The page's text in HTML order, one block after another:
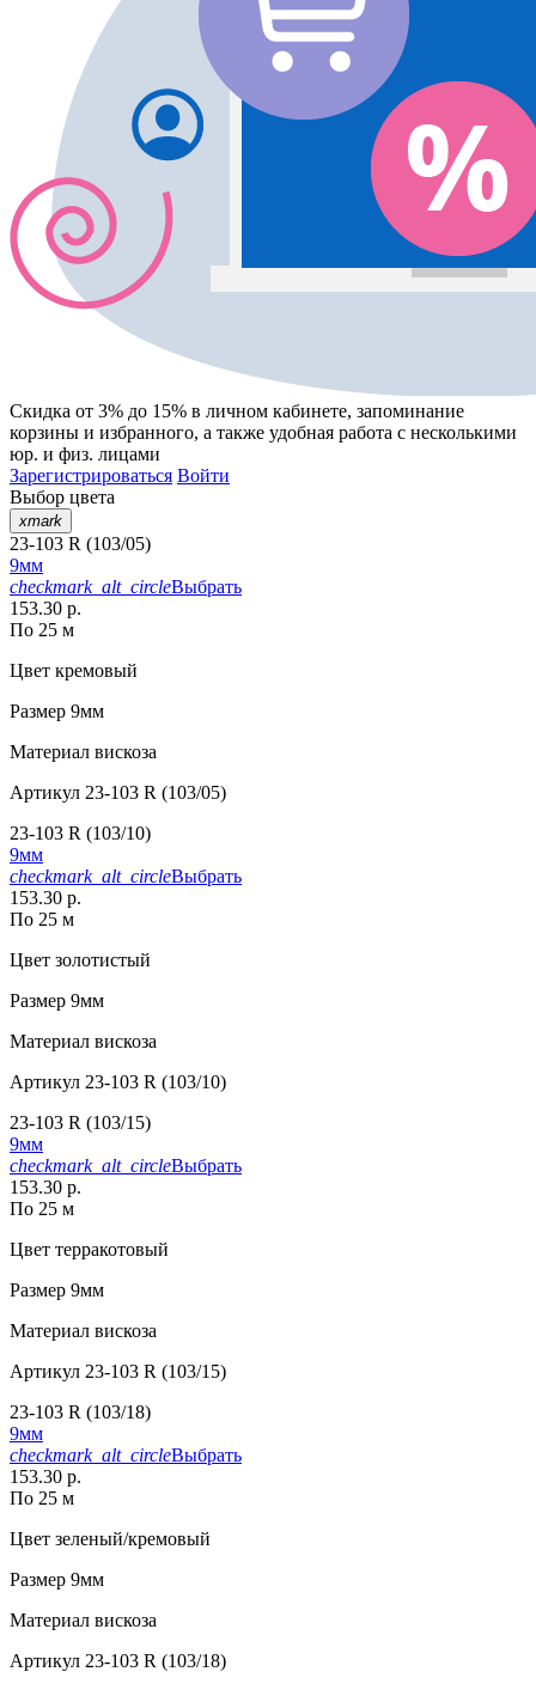
Скидка от 3% до 15% в личном кабинете, запоминание
корзины и избранного, а также удобная работа с несколькими
юр. и физ. лицами
Зарегистрироваться Войти
Выбор цвета
xmark
23-103 R (103/05)
9мм
checkmark_alt_circleВыбрать
153.30 р.
По 25 м
Цвет кремовый
Размер 9мм
Материал вискоза
Артикул 23-103 R (103/05)
23-103 R (103/10)
9мм
checkmark_alt_circleВыбрать
153.30 р.
По 25 м
Цвет золотистый
Размер 9мм
Материал вискоза
Артикул 23-103 R (103/10)
23-103 R (103/15)
9мм
checkmark_alt_circleВыбрать
153.30 р.
По 25 м
Цвет терракотовый
Размер 9мм
Материал вискоза
Артикул 23-103 R (103/15)
23-103 R (103/18)
9мм
checkmark_alt_circleВыбрать
153.30 р.
По 25 м
Цвет зеленый/кремовый
Размер 9мм
Материал вискоза
Артикул 23-103 R (103/18)